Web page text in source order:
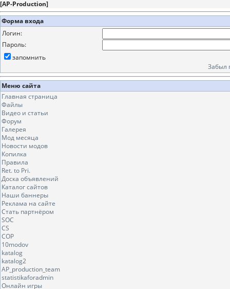
[AP-Production]
Форма входа
Логин:
Пароль:
запомнить
Забыл
Меню сайта
Главная страница
Файлы
Видео и статьи
Форум
Галерея
Мод месяца
Новости модов
Копилка
Правила
Ret. to Pri.
Доска объявлений
Каталог сайтов
Наши баннеры
Реклама на сайте
Стать партнёром
SOC
CS
COP
10modov
katalog
katalog2
AP_production_team
statistikaforadmin
Онлайн игры